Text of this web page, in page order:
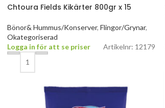
Chtoura Fields Kikärter 800gr x 15
Bönor& Hummus/Konserver, Flingor/Grynar,
Okategoriserad
Logga in för att se priser
Artikelnr: 12179